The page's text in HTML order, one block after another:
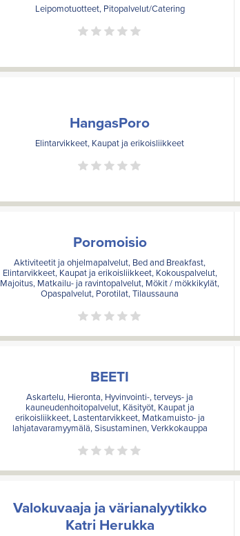
Leipomotuotteet, Pitopalvelut/Catering
HangasPoro
Elintarvikkeet, Kaupat ja erikoisliikkeet
Poromoisio
Aktiviteetit ja ohjelmapalvelut, Bed and Breakfast,
Elintarvikkeet, Kaupat ja erikoisliikkeet, Kokouspalvelut,
Majoitus, Matkailu- ja ravintopalvelut, Mökit / mökkikylät,
Opaspalvelut, Porotilat, Tilaussauna
BEETI
Askartelu, Hieronta, Hyvinvointi-, terveys- ja
kauneudenhoitopalvelut, Käsityöt, Kaupat ja
erikoisliikkeet, Lastentarvikkeet, Matkamuisto- ja
lahjatavaramyymälä, Sisustaminen, Verkkokauppa
Valokuvaaja ja värianalyytikko
Katri Herukka